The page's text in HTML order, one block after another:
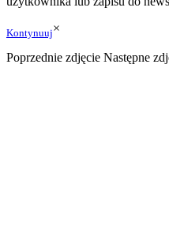
Kontynuuj×
Poprzednie zdjęcie Następne